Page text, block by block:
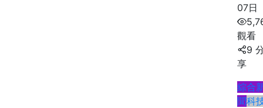
07日
觀看
9
享
綜合
聞科